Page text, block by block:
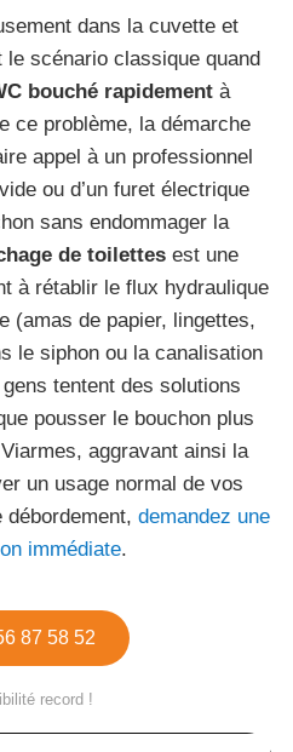
dans la cuvette et
le scénario classique quand
bouché rapidement à
ce problème, la démarche
appel à un professionnel
ou d’un furet électrique
sans endommager la
de toilettesest une
à rétablir le flux hydraulique
(amas de papier, lingettes,
le siphon ou la canalisation
tentent des solutions
pousser le bouchon plus
aggravant ainsi la
un usage normal de vos
demandez une
immédiate.
87 58 52
record !